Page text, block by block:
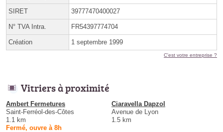
SIRET 39777470400027
N° TVA Intra. FR54397774704
Création 1 septembre 1999
C'est votre entreprise ?
Vitriers à proximité
Ambert Fermetures
Saint-Ferréol-des-Côtes
1.1 km
Fermé, ouvre à 8h
Ciaravella Dapzol
Avenue de Lyon
1.5 km